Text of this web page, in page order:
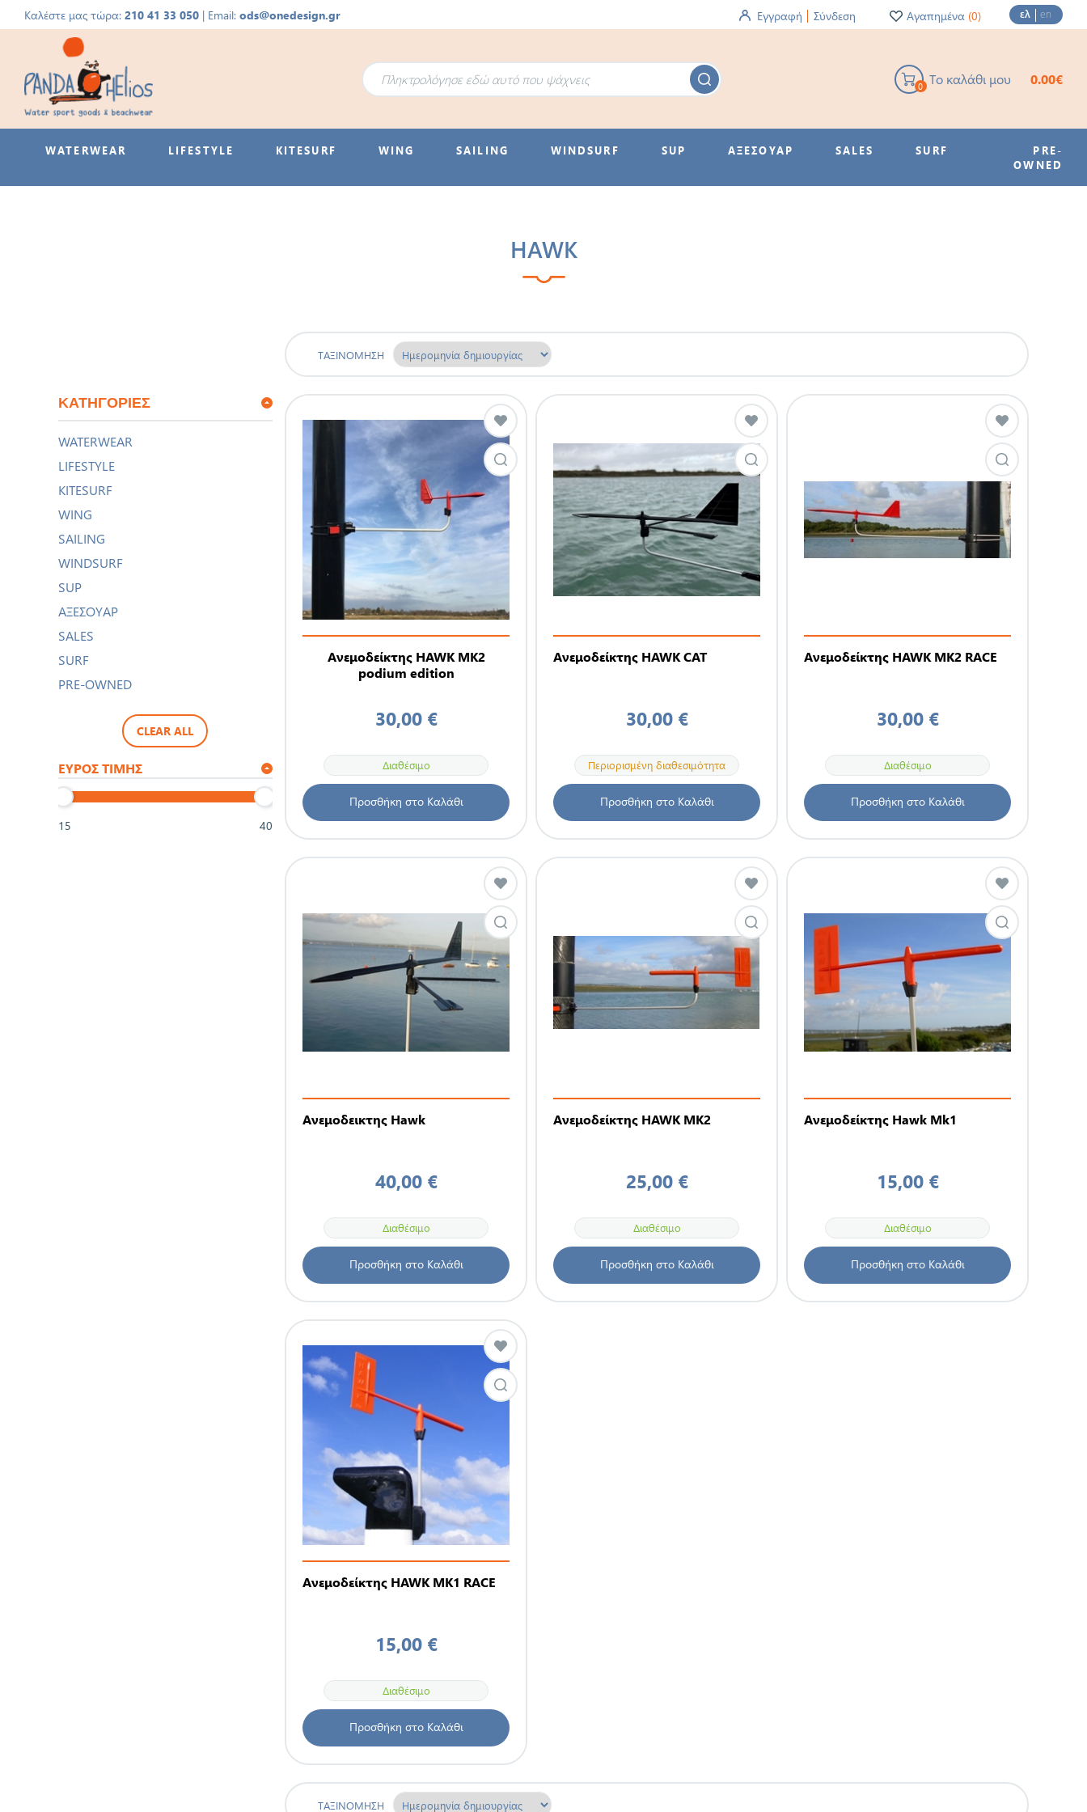
Καλέστε μας τώρα:210 41 33 050 | Email:ods@onedesign.gr Εγγραφή Σύνδεση Αγαπημένα (0) ελ en
Το καλάθι μου
0 0.00€
WATERWEAR LIFESTYLE KITESURF WING SAILING WINDSURF SUP ΑΞΕΣΟΥΑΡ SALES SURF
PRE-
OWNED
HAWK
ΚΑΤΗΓΟΡΊΕΣ
WATERWEAR
LIFESTYLE
KITESURF
WING
SAILING
WINDSURF
SUP
ΑΞΕΣΟΥΑΡ
SALES
SURF
PRE-OWNED
CLEAR ALL
ΕΎΡΟΣ ΤΙΜΉΣ
15 40
ΤΑΞΙΝΌΜΗΣΗ
Ανεμοδείκτης HAWK MK2
podium edition
30,00 €
Διαθέσιμο
Προσθήκη στο Καλάθι
Ανεμοδείκτης HAWK CAT
30,00 €
Περιορισμένη διαθεσιμότητα
Προσθήκη στο Καλάθι
Ανεμοδείκτης HAWK MK2 RACE
30,00 €
Διαθέσιμο
Προσθήκη στο Καλάθι
Ανεμοδεικτης Hawk
40,00 €
Διαθέσιμο
Προσθήκη στο Καλάθι
Ανεμοδείκτης HAWK MK2
25,00 €
Διαθέσιμο
Προσθήκη στο Καλάθι
Ανεμοδείκτης Hawk Mk1
15,00 €
Διαθέσιμο
Προσθήκη στο Καλάθι
Ανεμοδείκτης HAWK MK1 RACE
15,00 €
Διαθέσιμο
Προσθήκη στο Καλάθι
ΤΑΞΙΝΌΜΗΣΗ